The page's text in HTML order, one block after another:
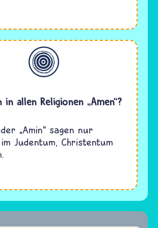
in allen Religionen „Amen“?
„Amin“ sagen nur
Judentum, Christentum